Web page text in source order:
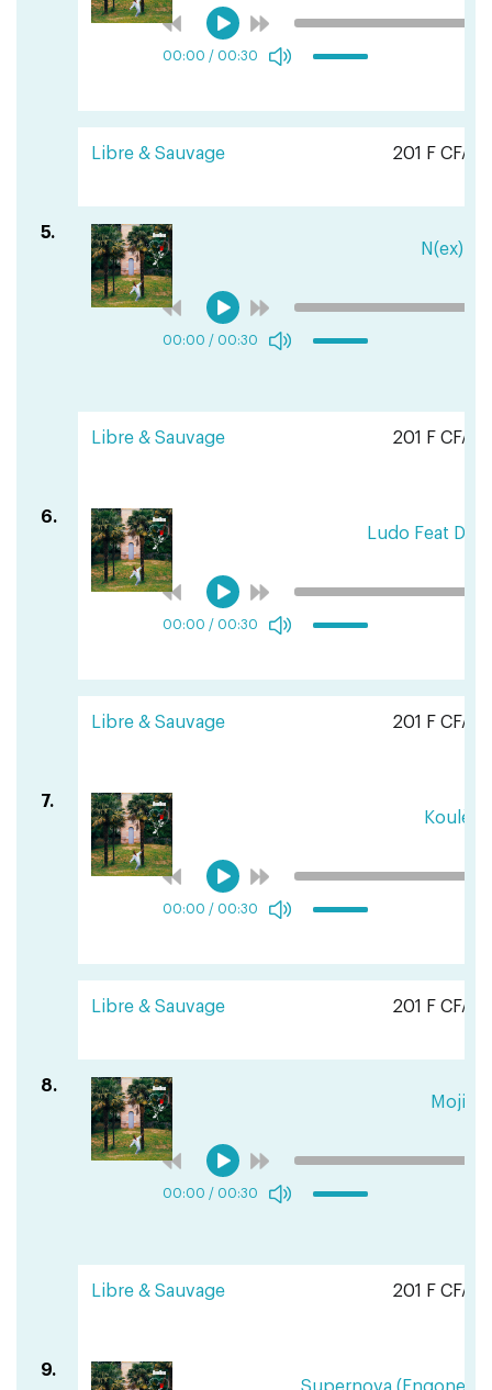
00:00 / 00:30
Libre & Sauvage 201 F CFA
5.
N(ex)T
00:00 / 00:30
Libre & Sauvage 201 F CFA
6.
Ludo Feat Don
00:00 / 00:30
Libre & Sauvage 201 F CFA
7.
Koulè
00:00 / 00:30
Libre & Sauvage 201 F CFA
8.
Moji
00:00 / 00:30
Libre & Sauvage 201 F CFA
9.